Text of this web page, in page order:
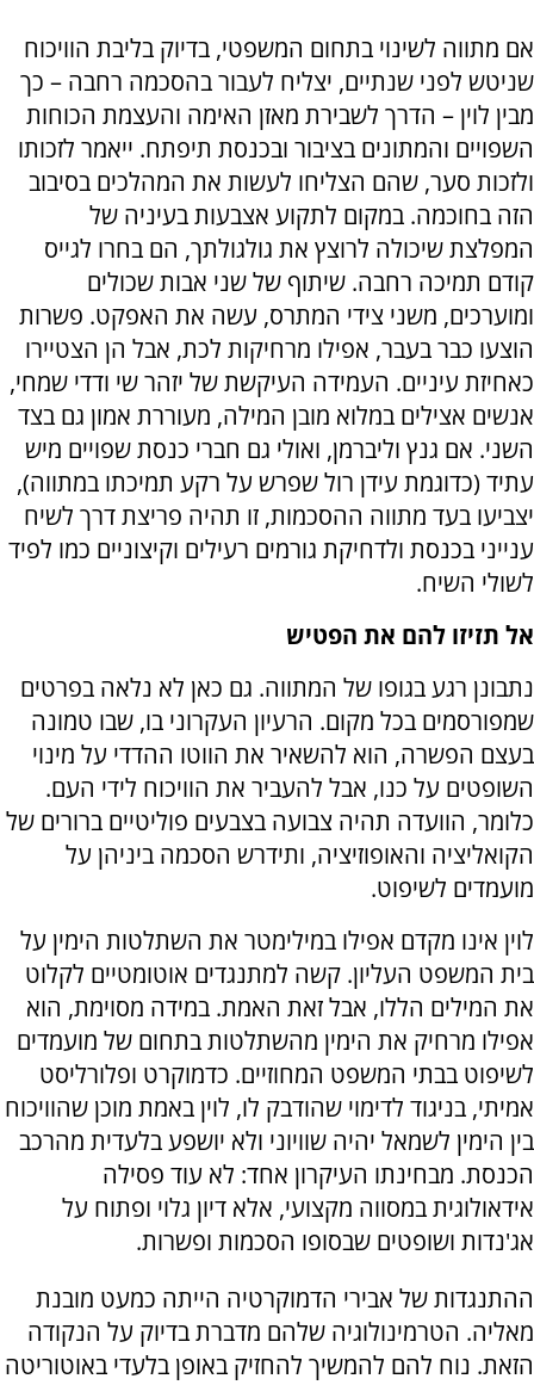
אם מתווה לשינוי בתחום המשפטי, בדיוק בליבת הוויכוח
שניטש לפני שנתיים, יצליח לעבור בהסכמה רחבה – כך
מבין לוין – הדרך לשבירת מאזן האימה והעצמת הכוחות
השפויים והמתונים בציבור ובכנסת תיפתח. ייאמר לזכותו
ולזכות סער, שהם הצליחו לעשות את המהלכים בסיבוב
הזה בחוכמה. במקום לתקוע אצבעות בעיניה של
המפלצת שיכולה לרוצץ את גולגולתך, הם בחרו לגייס
קודם תמיכה רחבה. שיתוף של שני אבות שכולים
ומוערכים, משני צידי המתרס, עשה את האפקט. פשרות
הוצעו כבר בעבר, אפילו מרחיקות לכת, אבל הן הצטיירו
כאחיזת עיניים. העמידה העיקשת של יזהר שי ודדי שמחי,
אנשים אצילים במלוא מובן המילה, מעוררת אמון גם בצד
השני. אם גנץ וליברמן, ואולי גם חברי כנסת שפויים מיש
עתיד (כדוגמת עידן רול שפרש על רקע תמיכתו במתווה),
יצביעו בעד מתווה ההסכמות, זו תהיה פריצת דרך לשיח
ענייני בכנסת ולדחיקת גורמים רעילים וקיצוניים כמו לפיד
לשולי השיח.
אל תזיזו להם את הפטיש
נתבונן רגע בגופו של המתווה. גם כאן לא נלאה בפרטים
שמפורסמים בכל מקום. הרעיון העקרוני בו, שבו טמונה
בעצם הפשרה, הוא להשאיר את הווטו ההדדי על מינוי
השופטים על כנו, אבל להעביר את הוויכוח לידי העם.
כלומר, הוועדה תהיה צבועה בצבעים פוליטיים ברורים של
הקואליציה והאופוזיציה, ותידרש הסכמה ביניהן על
מועמדים לשיפוט.
לוין אינו מקדם אפילו במילימטר את השתלטות הימין על
בית המשפט העליון. קשה למתנגדים אוטומטיים לקלוט
את המילים הללו, אבל זאת האמת. במידה מסוימת, הוא
אפילו מרחיק את הימין מהשתלטות בתחום של מועמדים
לשיפוט בבתי המשפט המחוזיים. כדמוקרט ופלורליסט
אמיתי, בניגוד לדימוי שהודבק לו, לוין באמת מוכן שהוויכוח
בין הימין לשמאל יהיה שוויוני ולא יושפע בלעדית מהרכב
הכנסת. מבחינתו העיקרון אחד: לא עוד פסילה
אידאולוגית במסווה מקצועי, אלא דיון גלוי ופתוח על
אג'נדות ושופטים שבסופו הסכמות ופשרות.
ההתנגדות של אבירי הדמוקרטיה הייתה כמעט מובנת
מאליה. הטרמינולוגיה שלהם מדברת בדיוק על הנקודה
הזאת. נוח להם להמשיך להחזיק באופן בלעדי באוטוריטה